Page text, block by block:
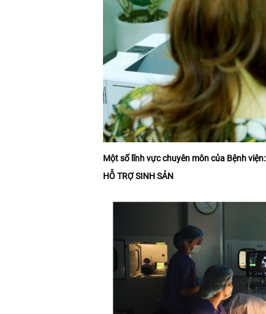
Một số lĩnh vực chuyên môn của Bệnh viện:
HỖ TRỢ SINH SẢN